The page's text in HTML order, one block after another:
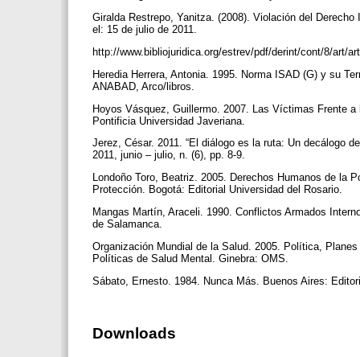
Giralda Restrepo, Yanitza. (2008). Violación del
el: 15 de julio de 2011.
http://www.bibliojuridica.org/estrev/pdf/derint/cont/8/art/
Heredia Herrera, Antonia. 1995. Norma ISAD (G) y su
ANABAD, Arco/libros.
Hoyos Vásquez, Guillermo. 2007. Las Víctimas Frente
Pontificia Universidad Javeriana.
Jerez, César. 2011. “El diálogo es la ruta: Un decálogo
2011, junio – julio, n. (6), pp. 8-9.
Londoño Toro, Beatriz. 2005. Derechos Humanos de la
Protección. Bogotá: Editorial Universidad del Rosario.
Mangas Martín, Araceli. 1990. Conflictos Armados
de Salamanca.
Organización Mundial de la Salud. 2005. Política,
Políticas de Salud Mental. Ginebra: OMS.
Sábato, Ernesto. 1984. Nunca Más. Buenos Aires:
Downloads